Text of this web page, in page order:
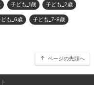
子ども_1歳 子ども_2歳
ども_6歳 子ども_7-9歳
ページの先頭へ